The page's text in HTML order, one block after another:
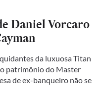
Daniel Vorcaro
da luxuosa Titan
patrimônio do Master
de ex-banqueiro não se